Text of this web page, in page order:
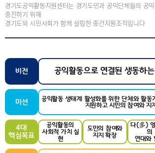
경기도공익활동지원센터는 경기도민과 공익단체들의 공
증진하기 위해
경기도와 시민사회가 함께 설립한 중간지원조직입니다
비전 공익활동으로 연결된 생동하
미션
공익활동 생태계 활성화를 위한 단체와 활동
지원하고 시민의 참여와 지
4대
핵심목표
공익활동의
사회적 가치 실
현
도민의 참여와
지지 확장
다(多)
의
연대와